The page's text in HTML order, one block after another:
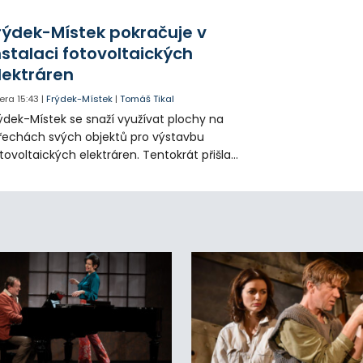
někteří obyvatelé rozhodli sepsat petici.
Místek pokračuje v
fotovoltaických
15:43 |Frýdek-Místek |Tomáš Tikal
Místek se snaží využívat plochy na
svých objektů pro výstavbu
elektráren. Tentokrát přišla